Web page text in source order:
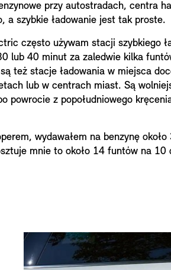
przy autostradach, centra
szybkie ładowanie jest tak proste.
często używam stacji szybkiego
lub 40 minut za zaledwie kilka
też stacje ładowania w miejsca
lub w centrach miast. Są
powrocie z popołudniowego
wydawałem na benzynę
mnie to około 14 funtów na